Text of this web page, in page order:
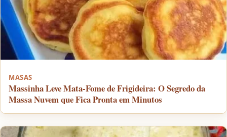
MASAS
Massinha Leve Mata-Fome de Frigideira: O Segredo da
Massa Nuvem que Fica Pronta em Minutos